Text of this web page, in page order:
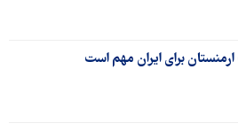
برای ایران مهم است